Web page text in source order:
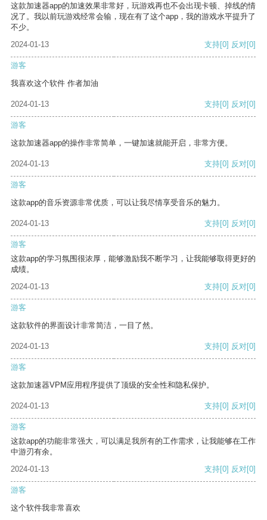
这款加速器app的加速效果非常好，玩游戏再也不会出现卡顿、掉线的情
况了。我以前玩游戏经常会输，现在有了这个app，我的游戏水平提升了
不少。
2024-01-13
支持[0] 反对[0]
游客
我喜欢这个软件 作者加油
2024-01-13 支持[0] 反对[0]
游客
这款加速器app的操作非常简单，一键加速就能开启，非常方便。
2024-01-13 支持[0] 反对[0]
游客
这款app的音乐资源非常优质，可以让我尽情享受音乐的魅力。
2024-01-13 支持[0] 反对[0]
游客
这款app的学习氛围很浓厚，能够激励我不断学习，让我能够取得更好的
成绩。
2024-01-13
支持[0] 反对[0]
游客
这款软件的界面设计非常简洁，一目了然。
2024-01-13 支持[0] 反对[0]
游客
这款加速器VPM应用程序提供了顶级的安全性和隐私保护。
2024-01-13 支持[0] 反对[0]
游客
这款app的功能非常强大，可以满足我所有的工作需求，让我能够在工作
中游刃有余。
2024-01-13
支持[0] 反对[0]
游客
这个软件我非常喜欢